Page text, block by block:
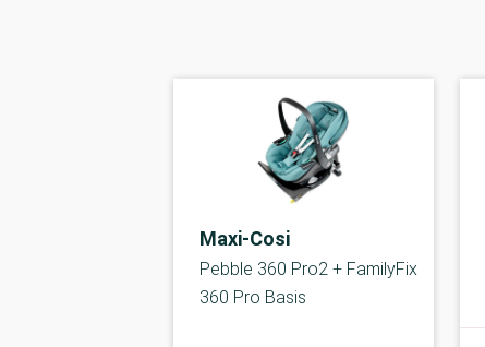
Maxi-Cosi
Pebble 360 Pro2 + FamilyFix
360 Pro Basis